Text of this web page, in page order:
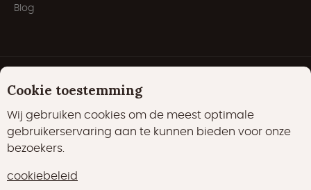
Blog
Cookies
Cookie toestemming
Wij gebruiken cookies om de meest optimale
gebruikerservaring aan te kunnen bieden voor onze
bezoekers.
cookiebeleid